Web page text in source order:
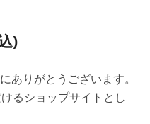
)
ありがとうございます。
るショップサイトとし